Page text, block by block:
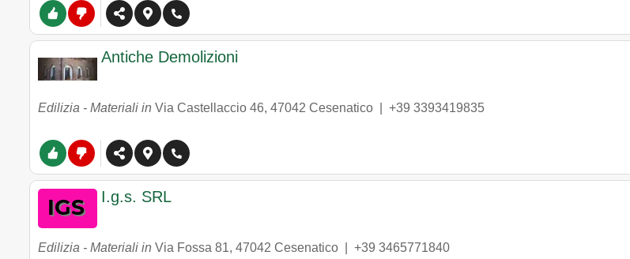
Antiche Demolizioni
Edilizia - Materiali in Via Castellaccio 46, 47042 Cesenatico +39 3393419835
I.g.s. SRL
Edilizia - Materiali in Via Fossa 81, 47042 Cesenatico +39 3465771840